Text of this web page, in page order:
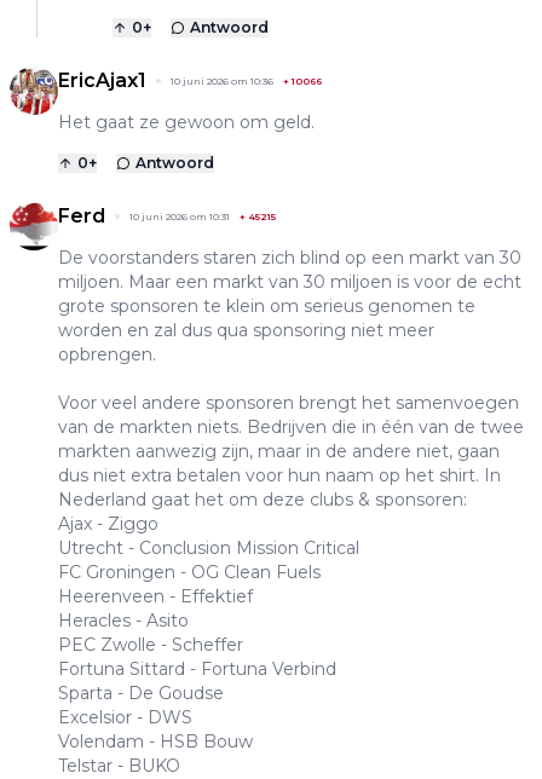
0+ Antwoord
EricAjax1 10 juni 2026 om 10:36 +10066
Het gaat ze gewoon om geld.
0+ Antwoord
Ferd 10 juni 2026 om 10:31 + 45215
De voorstanders staren zich blind op een markt van 30
miljoen. Maar een markt van 30 miljoen is voor de echt
grote sponsoren te klein om serieus genomen te
worden en zal dus qua sponsoring niet meer
opbrengen.
Voor veel andere sponsoren brengt het samenvoegen
van de markten niets. Bedrijven die in één van de twee
markten aanwezig zijn, maar in de andere niet, gaan
dus niet extra betalen voor hun naam op het shirt. In
Nederland gaat het om deze clubs & sponsoren:
Ajax - Ziggo
Utrecht - Conclusion Mission Critical
FC Groningen - OG Clean Fuels
Heerenveen - Effektief
Heracles - Asito
PEC Zwolle - Scheffer
Fortuna Sittard - Fortuna Verbind
Sparta - De Goudse
Excelsior - DWS
Volendam - HSB Bouw
Telstar - BUKO